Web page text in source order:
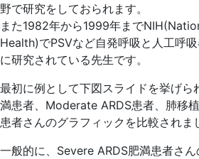
野で研究をしておられます。
また1982年から1999年まで
Health)でPSVなど自発呼吸と人工呼
に研究されている先生です。
最初に例として下図スライドを挙げら
満患者、Moderate ARDS患者、肺移
患者さんのグラフィックを比較されま
一般的に、Severe ARDS肥満患者さ